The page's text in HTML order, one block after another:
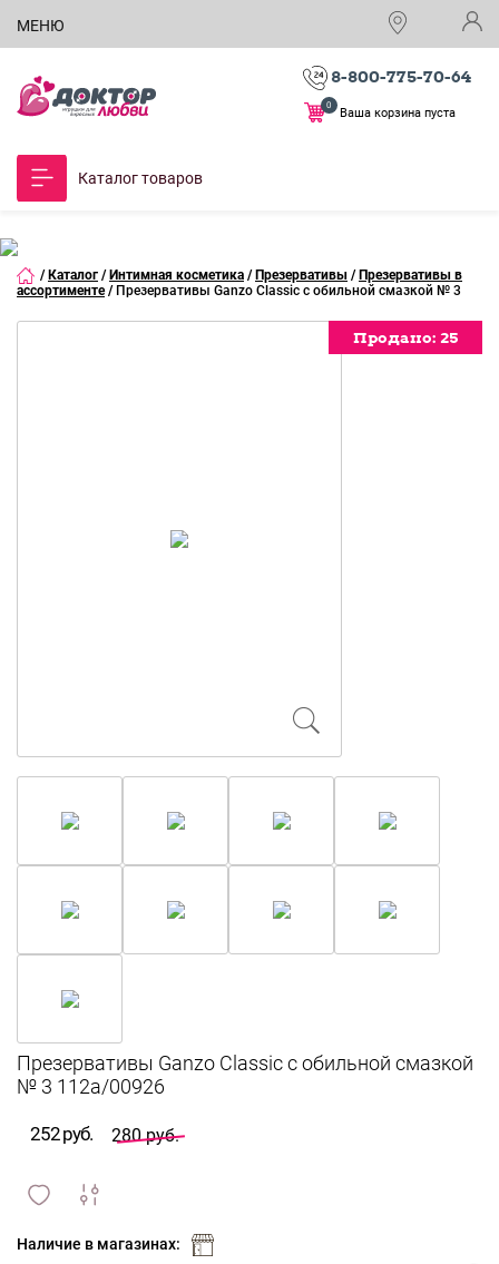
МЕНЮ
8-800-775-70-64
Ваша корзина пуста
0
Каталог товаров
/ Каталог / Интимная косметика / Презервативы / Презервативы в
ассортименте / Презервативы Ganzo Classic с обильной смазкой № 3
Продано: 25
Продано: 25
Продано: 25
Продано: 25
Продано: 25
Продано: 25
Продано: 25
Продано: 25
Продано: 25
252 руб. 280 руб.
и
Наличие в магазинах: